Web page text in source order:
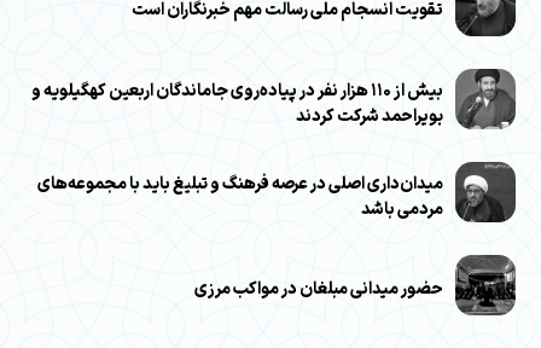
تقویت انسجام ملی رسالت مهم خبرنگاران است
بیش از ۱۱۰ هزار نفر در پیاده‌روی جاماندگان اربعین کهگیلویه و
بویراحمد شرکت کردند
میدان‌داری اصلی در عرصه فرهنگ و تبلیغ باید با مجموعه‌های
مردمی باشد
حضور میدانی مبلغان در مواکب مرزی